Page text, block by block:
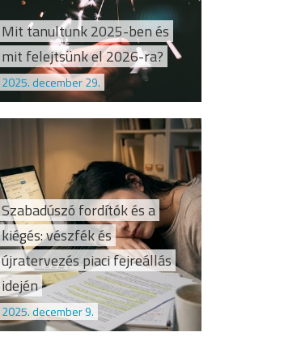
Mit tanultunk 2025-ben és
mit felejtsünk el 2026-ra?
2025. december 29.
Szabadúszó fordítók és a
kiégés: vészfék és
újratervezés piaci fejreállás
idején
2025. december 9.